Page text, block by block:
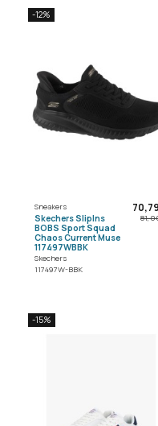
-12%
Sneakers
Skechers SlipIns
BOBS Sport Squad
Chaos Current Muse
117497WBBK
Skechers
117497W-BBK
-15%